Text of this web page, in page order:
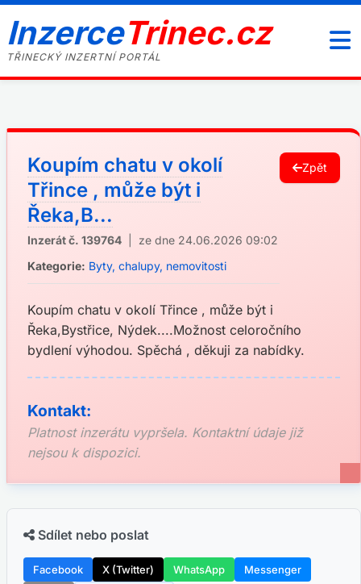
InzerceTrinec.cz
TŘINECKÝ INZERTNÍ PORTÁL
Koupím chatu v okolí
Třince , může být i
Řeka,B...
Inzerát č. 139764 | ze dne 24.06.2026 09:02
Kategorie: Byty, chalupy, nemovitosti
Zpět
Koupím chatu v okolí Třince , může být i
Řeka,Bystřice, Nýdek....Možnost celoročního
bydlení výhodou. Spěchá , děkuji za nabídky.
Kontakt:
Platnost inzerátu vypršela. Kontaktní údaje již
nejsou k dispozici.
Sdílet nebo poslat
Facebook X (Twitter) WhatsApp
Messenger